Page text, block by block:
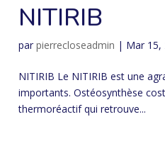
NITIRIB
parpierrecloseadmin | Mar 15,
NITIRIB Le NITIRIB est une
importants. Ostéosynthèse
thermoréactif qui retrouve...